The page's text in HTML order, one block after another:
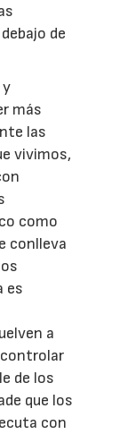
de
y
más
las
vivimos,
como
conlleva
es
a
de los
que los
con